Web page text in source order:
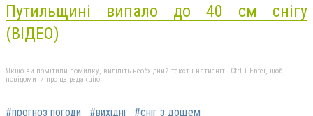
Путильщині випало до 40 см снігу
(ВІДЕО)
Якщо ви помітили помилку, виділіть необхідний текст і натисніть Ctrl + Enter, щоб
повідомити про це редакцію
#прогноз погоди #вихідні #сніг з дощем